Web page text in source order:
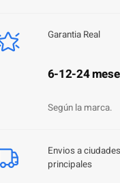
Garantia Real
6-12-24
Según la marca.
Envios a ciudades
principales